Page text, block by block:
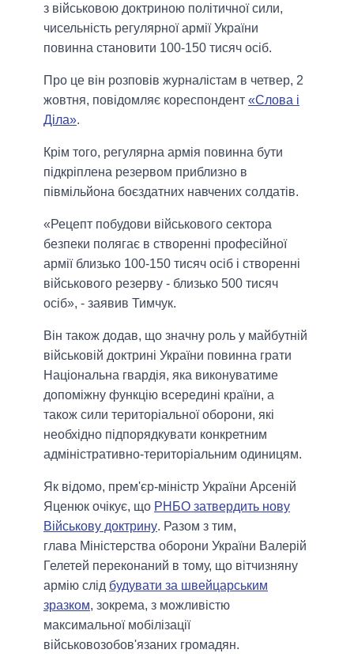
з військовою доктриною політичної сили,
чисельність регулярної армії України
повинна становити 100-150 тисяч осіб.
Про це він розповів журналістам в четвер, 2
жовтня, повідомляє кореспондент «Слова і
Діла».
Крім того, регулярна армія повинна бути
підкріплена резервом приблизно в
півмільйона боєздатних навчених солдатів.
«Рецепт побудови військового сектора
безпеки полягає в створенні професійної
армії близько 100-150 тисяч осіб і створенні
військового резерву - близько 500 тисяч
осіб», - заявив Тимчук.
Він також додав, що значну роль у майбутній
військовій доктрині України повинна грати
Національна гвардія, яка виконуватиме
допоміжну функцію всередині країни, а
також сили територіальної оборони, які
необхідно підпорядкувати конкретним
адміністративно-територіальним одиницям.
Як відомо, прем'єр-міністр України Арсеній
Яценюк очікує, що РНБО затвердить нову
Військову доктрину. Разом з тим,
глава Міністерства оборони України Валерій
Гелетей переконаний в тому, що вітчизняну
армію слід будувати за швейцарським
зразком, зокрема, з можливістю
максимальної мобілізації
військовозобов'язаних громадян.